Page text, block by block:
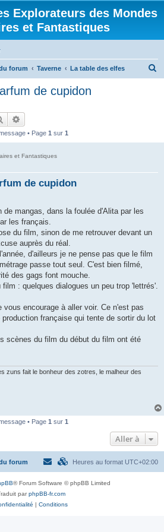
Explorateurs des Mondes
et Fantastiques
forum Taverne La table des elfes
de cupidon
Rechercher
• Page 1 sur 1
et Fantastiques
de cupidon
de mangas, dans la foulée d'Alita par les
les français.
du film, sinon de me retrouver devant un
auprès du réal.
d'ailleurs je ne pense pas que le film
passe tout seul. C'est bien filmé,
des gags font mouche.
: quelques dialogues un peu trop 'lettrés'.
vous encourage à aller voir. Ce n'est pas
française qui tente de sortir du lot
scènes du film du début du film ont été
zuns fait le bonheur des zotres, le malheur des
• Page 1 sur 1
Aller à
forum Heures au format UTC+02:00
® Forum Software © phpBB Limited
parphpBB-fr.com
| Conditions